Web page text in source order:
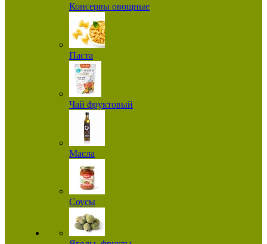
Консервы овощные
Паста
Чай фруктовый
Масла
Соусы